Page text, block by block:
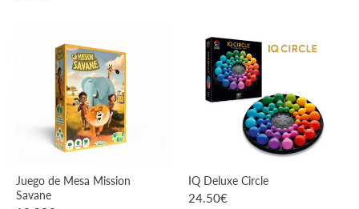
Juego de Mesa Mission
Savane
IQ Deluxe Circle
24.50€